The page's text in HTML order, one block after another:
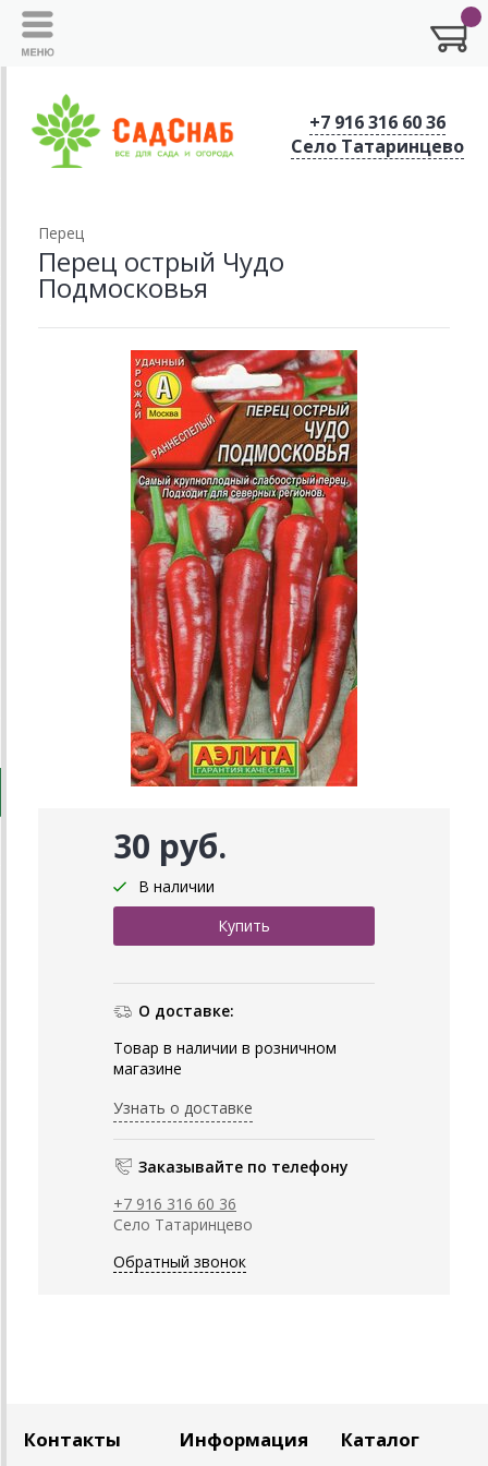
+7 916 316 60 36
Село Татаринцево
Перец
Перец острый Чудо
Подмосковья
30 руб.
В наличии
О доставке:
Товар в наличии в розничном
магазине
Узнать о доставке
Заказывайте по телефону
+7 916 316 60 36
Село Татаринцево
Обратный звонок
Контакты Информация Каталог